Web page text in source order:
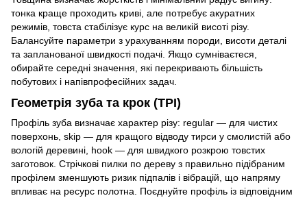
тонка краще проходить криві, але потребує акуратних
режимів, товста стабілізує курс на великій висоті різу.
Балансуйте параметри з урахуванням породи, висоти деталі
та запланованої швидкості подачі. Якщо сумніваєтеся,
обирайте середні значення, які перекривають більшість
побутових і напівпрофесійних задач.
Геометрія зуба та крок (TPI)
Профіль зуба визначає характер різу: regular — для чистих
поверхонь, skip — для кращого відводу тирси у смолистій або
вологій деревині, hook — для швидкого розкрою товстих
заготовок. Стрічкові пилки по дереву з правильно підібраним
профілем зменшують ризик підпалів і вібрацій, що напряму
впливає на ресурс полотна. Поєднуйте профіль із відповідним